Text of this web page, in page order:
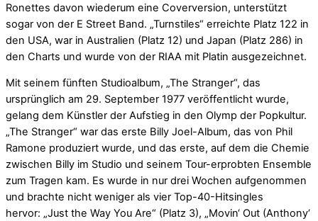
Ronettes davon wiederum eine Coverversion, unterstützt
sogar von der E Street Band. „Turnstiles“ erreichte Platz 122 in
den USA, war in Australien (Platz 12) und Japan (Platz 286) in
den Charts und wurde von der RIAA mit Platin ausgezeichnet.
Mit seinem fünften Studioalbum, „The Stranger“, das
ursprünglich am 29. September 1977 veröffentlicht wurde,
gelang dem Künstler der Aufstieg in den Olymp der Popkultur.
„The Stranger“ war das erste Billy Joel-Album, das von Phil
Ramone produziert wurde, und das erste, auf dem die Chemie
zwischen Billy im Studio und seinem Tour-erprobten Ensemble
zum Tragen kam. Es wurde in nur drei Wochen aufgenommen
und brachte nicht weniger als vier Top-40-Hitsingles
hervor: „Just the Way You Are“ (Platz 3), „Movin‘ Out (Anthony‘